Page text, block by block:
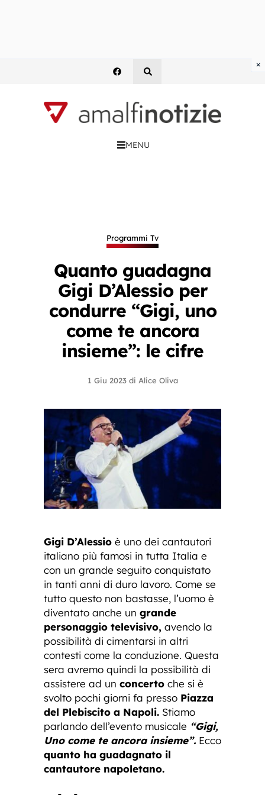
MENU
Programmi Tv
Quanto guadagna
Gigi D’Alessio per
condurre “Gigi, uno
come te ancora
insieme”: le cifre
1 Giu 2023 di Alice Oliva
Gigi D’Alessio è uno dei cantautori
italiano più famosi in tutta Italia e
con un grande seguito conquistato
in tanti anni di duro lavoro. Come se
tutto questo non bastasse, l’uomo è
diventato anche un grande
personaggio televisivo, avendo la
possibilità di cimentarsi in altri
contesti come la conduzione. Questa
sera avremo quindi la possibilità di
assistere ad un concerto che si è
svolto pochi giorni fa presso Piazza
del Plebiscito a Napoli. Stiamo
parlando dell’evento musicale “Gigi,
Uno come te ancora insieme”. Ecco
quanto ha guadagnato il
cantautore napoletano.
×